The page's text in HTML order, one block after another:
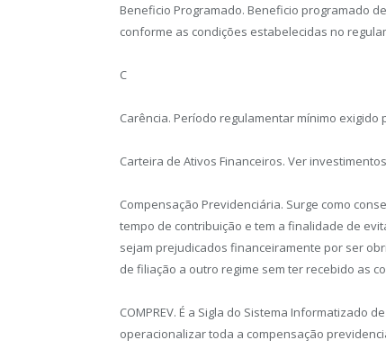
Beneficio Programado. Beneficio programado
conforme as condições estabelecidas no
C
Carência. Período regulamentar mínimo
Carteira de Ativos Financeiros. Ver
Compensação Previdenciária. Surge como
tempo de contribuição e tem a finalidade de
sejam prejudicados financeiramente por ser
de filiação a outro regime sem ter recebido as
COMPREV. É a Sigla do Sistema Informatizado
operacionalizar toda a compensação